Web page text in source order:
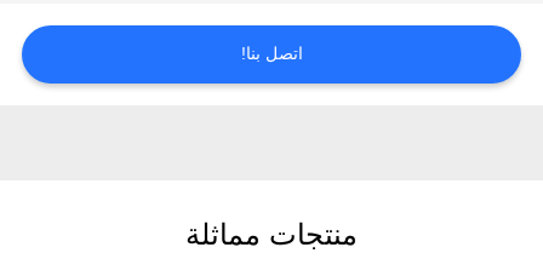
اطلب
اقتباس
اتصل بنا!
منتجات مماثلة